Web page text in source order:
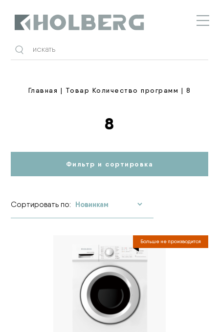
Главная | Товар Количество программ | 8
8
Фильтр и сортировка
Сортировать по:
Больше не производится